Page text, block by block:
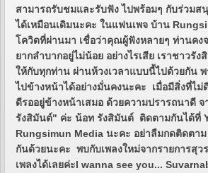
สามารถรับชมและรับฟัง ไปพร้อมๆ กับร่วมส
ได้เหมือนเดิมนะคะ ในแฟนเพจ บ้าน
โควิดที่ผ่านมา เชื่อว่าคุณผู้ฟังหลายๆ ท่านคง
ยากลำบากอยู่ไม่น้อย อย่างไรเสีย เราชาวรั
ให้กับทุกท่าน ผ่านห้วงเวลาแบบนี้ไปด้วยกัน
ไปข้างหน้าได้อย่างมั่นคงนะคะ เมื่อมีสิ่งที่ไม่
ดีรออยู่ข้างหน้าเสมอ ด้วยความปรารถนาดี จ
รังสิมันต์" ค่ะ น้อท รังสิมันต์ ติดตามกันได้ที่
Rungsimun Media นะคะ อย่าลืมกดติดตา
กันด้วยนะคะ พบกับเพลงใหม่จากรายการสุ
เพลงได้เลยค่ะI wanna see you...